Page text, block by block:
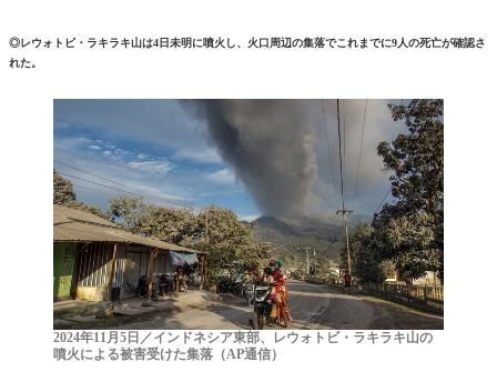
◎レウォトビ・ラキラキ山は4日未明に噴火し、火口周辺の集落でこれまでに9人の死亡が確認さ
れた。
2024年11月5日／インドネシア東部、レウォトビ・ラキラキ山の
噴火による被害受けた集落（AP通信）